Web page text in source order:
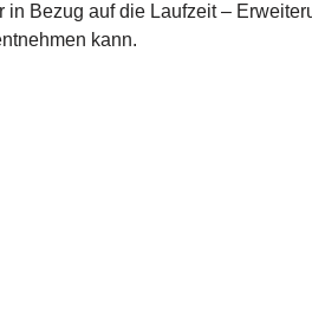
Bezug auf die Laufzeit –
kann.